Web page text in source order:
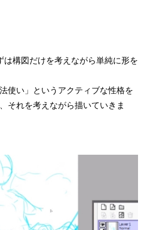
構図だけを考えながら単純に形を
使い」というアクティブな性格を
それを考えながら描いていきま